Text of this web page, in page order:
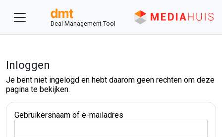
Deal Management Tool
Inloggen
Je bent niet ingelogd en hebt daarom geen rechten om deze
pagina te bekijken.
Gebruikersnaam of e-mailadres